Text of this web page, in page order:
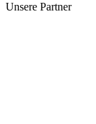
Unsere Partner